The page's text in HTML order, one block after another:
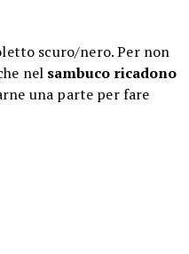
scuro/nero. Per non
nel sambuco ricadono
una parte per fare